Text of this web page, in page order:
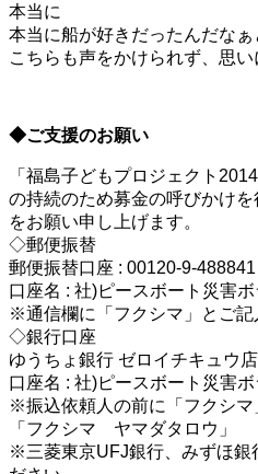
本当に
本当に船が好きだったんだなぁ
こちらも声をかけられず、思い
◆ご支援のお願い
「福島子どもプロジェクト
の持続のため募金の呼びかけ
をお願い申し上げます。
◇郵便振替
郵便振替口座 : 00120-9-
口座名 : 社)ピースボート災害
※通信欄に「フクシマ」とご記
◇銀行口座
ゆうちょ銀行 ゼロイチキュウ
口座名 : 社)ピースボート災害
※振込依頼人の前に「フクシ
「フクシマ ヤマダタロウ」
※三菱東京UFJ銀行、みずほ銀